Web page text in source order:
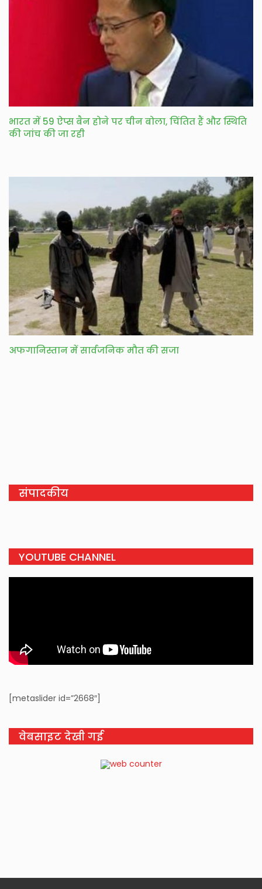
भारत में 59 ऐप्स बैन होने पर चीन बोला, चिंतित हैं और स्थिति
की जांच की जा रही
अफगानिस्तान में सार्वजनिक मौत की सजा
संपादकीय
YOUTUBE CHANNEL
[metaslider id=”2668″]
वेबसाइट देखी गई